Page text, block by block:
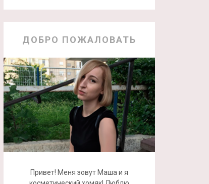
ДОБРО ПОЖАЛОВАТЬ
Привет! Меня зовут Маша и я